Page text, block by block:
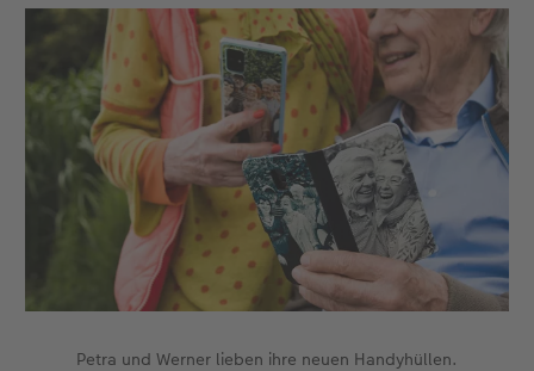
und Co. lieben.
Lassen Sie sich außerdem von unseren
Gestaltungsideen zurMakrofotografiesowie zu
Handyhüllen im Partnerlookinspirieren.
Petra und Werner lieben ihre neuen Handyhüllen.